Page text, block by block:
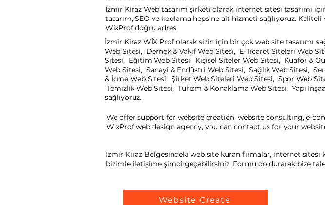
İzmir Kiraz Web tasarım şirketi olarak internet sitesi tasarımı
tasarım, SEO ve kodlama hepsine ait hizmeti sağlıyoruz.
WixProf doğru adres.
İzmir Kiraz WİX Prof olarak sizin için bir çok web site tasarımı
Web Sitesi, Dernek & Vakıf Web Sitesi, E-Ticaret Siteleri Web
Sitesi, Eğitim Web Sitesi, Kişisel Siteler Web Sitesi, Kuaför &
Web Sitesi, Sanayi & Endüstri Web Sitesi, Sağlık Web Sitesi,
& İçme Web Sitesi, Şirket Web Siteleri Web Sitesi, Spor Web
Temizlik Web Sitesi, Turizm & Konaklama Web Sitesi, Yapı
sağlıyoruz.
We offer support for website creation, website consulting, e-
WixProf web design agency, you can contact us for your
İzmir Kiraz Bölgesindeki web site kuran firmalar, internet sitesi
bizimle iletişime şimdi geçebilirsiniz. Formu doldurarak bize
Website Create